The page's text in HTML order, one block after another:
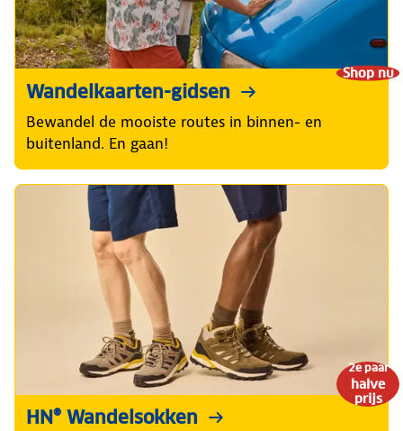
Shop nu
Wandelkaarten-gidsen
Bewandel de mooiste routes in binnen- en
buitenland. En gaan!
2e paar
halve
prijs
HN® Wandelsokken